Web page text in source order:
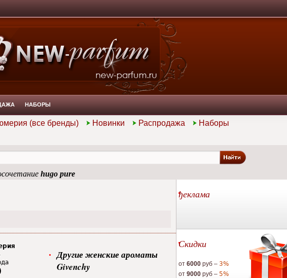
Другие женские ароматы
Givenchy
ђеклама
Скидки
от 6000 руб – 3%
от 9000 руб – 5%
НАБОРЫ
(все бренды) Новинки Распродажа Наборы
hugo pure